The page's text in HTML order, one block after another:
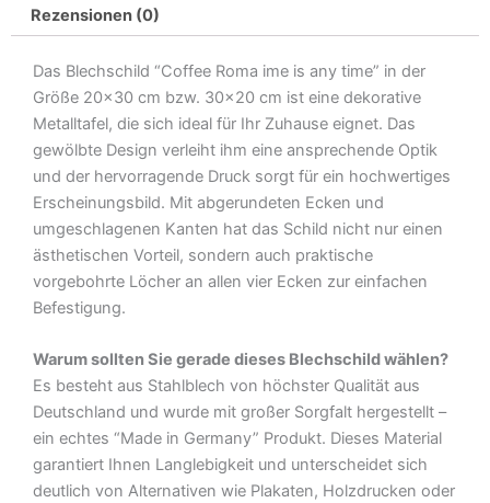
any
Metall
Deko
Blechschild
Menge
Rezensionen (0)
Das Blechschild “Coffee Roma ime is any time” in der
Größe 20×30 cm bzw. 30×20 cm ist eine dekorative
Metalltafel, die sich ideal für Ihr Zuhause eignet. Das
gewölbte Design verleiht ihm eine ansprechende Optik
und der hervorragende Druck sorgt für ein hochwertiges
Erscheinungsbild. Mit abgerundeten Ecken und
umgeschlagenen Kanten hat das Schild nicht nur einen
ästhetischen Vorteil, sondern auch praktische
vorgebohrte Löcher an allen vier Ecken zur einfachen
Befestigung.
Warum sollten Sie gerade dieses Blechschild wählen?
Es besteht aus Stahlblech von höchster Qualität aus
Deutschland und wurde mit großer Sorgfalt hergestellt –
ein echtes “Made in Germany” Produkt. Dieses Material
garantiert Ihnen Langlebigkeit und unterscheidet sich
deutlich von Alternativen wie Plakaten, Holzdrucken oder